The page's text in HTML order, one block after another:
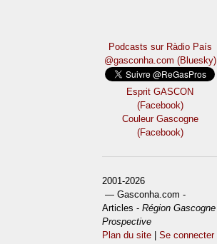
Podcasts sur Ràdio País
@gasconha.com (Bluesky)
Esprit GASCON
(Facebook)
Couleur Gascogne
(Facebook)
2001-2026
— Gasconha.com -
Articles -Région Gascogne
Prospective
Plan du site |Se connecter